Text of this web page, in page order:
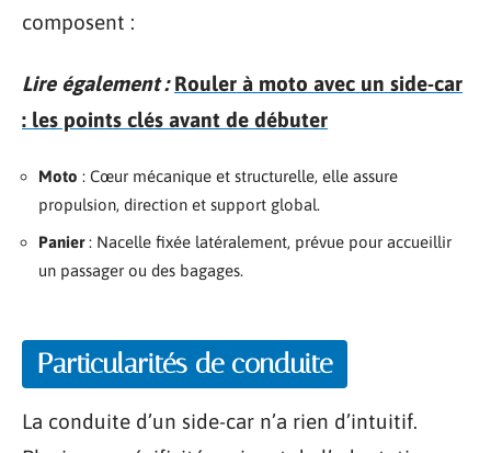
composent :
Lire également : Rouler à moto avec un side-car
: les points clés avant de débuter
Moto : Cœur mécanique et structurelle, elle assure
propulsion, direction et support global.
Panier: Nacelle fixée latéralement, prévue pour accueillir
un passager ou des bagages.
Particularités de conduite
La conduite d’un side-car n’a rien d’intuitif.